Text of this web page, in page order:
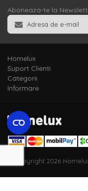
Aboneaza-te la
Homelux
Suport Clienti
Categorii
Informare
© Copyright 2026